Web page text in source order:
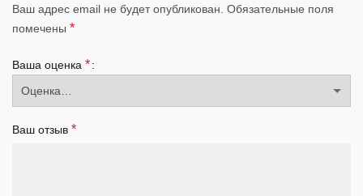
Ваш адрес email не будет опубликован. Обязательные поля
помечены *
Ваша оценка *
Ваш отзыв *